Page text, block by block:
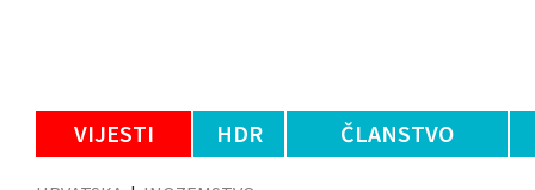
VIJESTI HDR ČLANSTVO